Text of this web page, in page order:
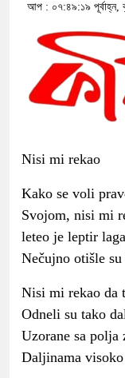
আপ : ০৭:৪৯:১৯ পূর্বাহ্ন,
Nisi mi rekao
Kako se voli
Svojom, nisi mi
leteo je leptir
Nečujno otišle
Nisi mi rekao da
Odneli su tako
Uzorane sa polja
Daljinama